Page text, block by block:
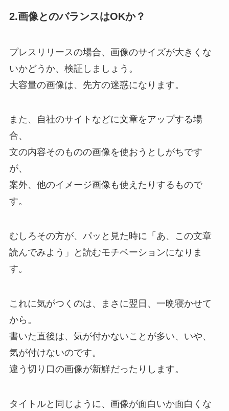
2.画像とのバランスはOKか？
プレスリリースの場合、画像のサイズが大きくな
いかどうか、検証しましょう。
大容量の画像は、先方の迷惑になります。
また、自社のサイトなどに文章をアップする場
合、
文の内容そのものの画像を使おうとしがちです
が、
案外、他のイメージ画像も使えたりするもので
す。
むしろその方が、パッと見た時に「あ、この文章
読んでみよう」と読むモチベーションになりま
す。
これに気がつくのは、まさに翌日、一晩寝かせて
から。
書いた直後は、気が付かないことが多い、いや、
気が付けないのです。
違う切り口の画像が新鮮だったりします。
タイトルと同じように、画像が面白いか面白くな